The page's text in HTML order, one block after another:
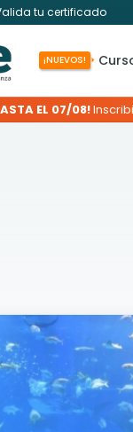
tu certificado
¡NUEVOS!
EL 07/08!